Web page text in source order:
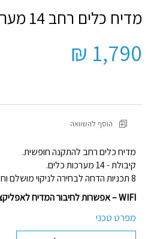
מדיח כלים רחב 14 מערכות כלים שחור WQP14-W7633C-B
1,790 ₪
הוסף להשוואה
מדיח כלים רחב להתקנה חופשית.
קיבולת - 14 מערכות כלים.
8 תכניות הדחה לבחירה לניקוי מושלם וחסכוני.
WIFI – אפשרות לחיבור המדיח לאפליקציית SMART HOME של MIDEA
מפרט טכני